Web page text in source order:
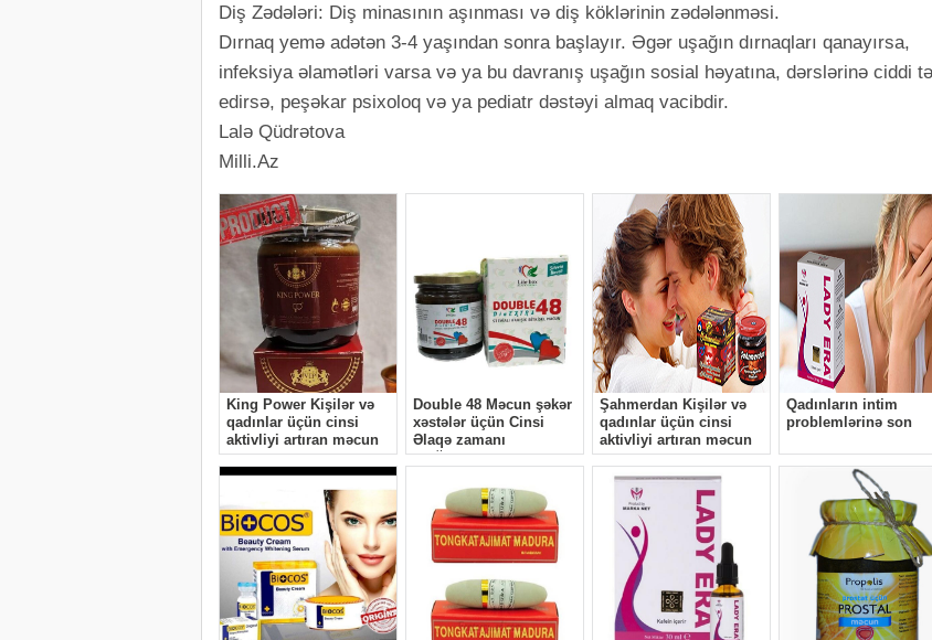
Diş Zədələri: Diş minasının aşınması və diş köklərinin zədələnməsi.
Dırnaq yemə adətən 3-4 yaşından sonra başlayır. Əgər uşağın dırnaqları qanayırsa,
infeksiya əlamətləri varsa və ya bu davranış uşağın sosial həyatına, dərslərinə ciddi
edirsə, peşəkar psixoloq və ya pediatr dəstəyi almaq vacibdir.
Lalə Qüdrətova
Milli.Az